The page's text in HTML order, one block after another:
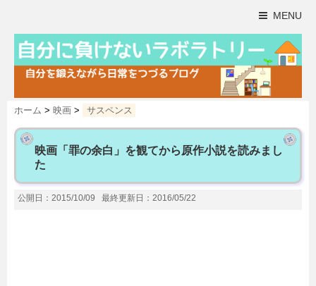
MENU
ホーム > 映画 > サスペンス
映画「罪の余白」を観てから原作小説を読みまし
た
公開日：2015/10/09 最終更新日：2016/05/22